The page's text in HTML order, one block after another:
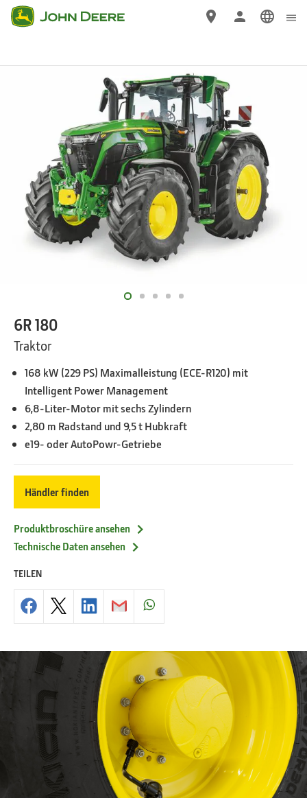
Wechseln
6R 180
Traktor
168 kW (229 PS) Maximalleistung (ECE-R120) mit
Intelligent Power Management
6,8-Liter-Motor mit sechs Zylindern
2,80 m Radstand und 9,5 t Hubkraft
e19- oder AutoPowr-Getriebe
Händler finden
Produktbroschüre ansehen
Technische Daten ansehen
TEILEN